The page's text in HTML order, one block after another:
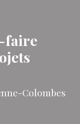
faire
Colombes